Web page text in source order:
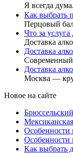
Я всегда
Как выбрать
Перцовый
Что за
Доставка
Доставка
Современный
Доставка
Москва —
Новое на сайте
Особенности
Особенности
Как выбрать